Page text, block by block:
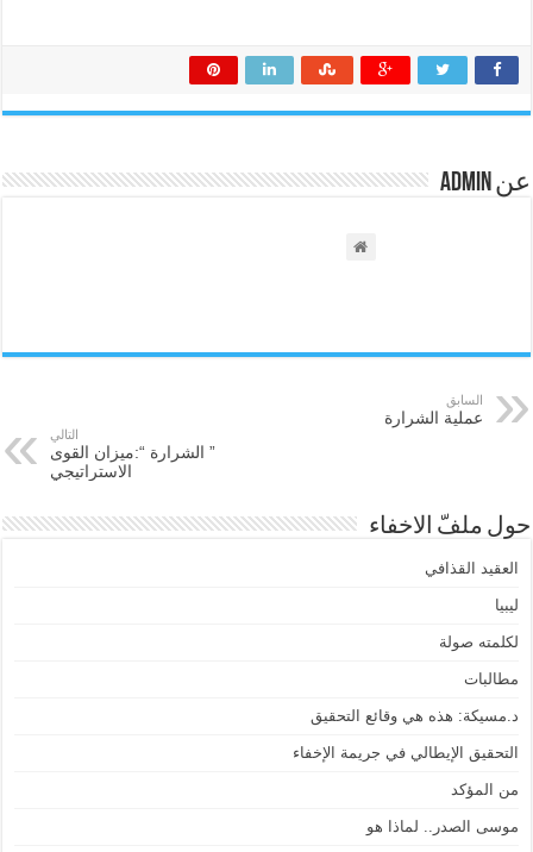
عن admin
السابق
عملية الشرارة
التالي
” الشرارة “:ميزان القوى
الاستراتيجي
حول ملفّ الاخفاء
العقيد القذافي
ليبيا
لكلمته صولة
مطالبات
د.مسيكة: هذه هي وقائع التحقيق
التحقيق الإيطالي في جريمة الإخفاء
من المؤكد
موسى الصدر.. لماذا هو